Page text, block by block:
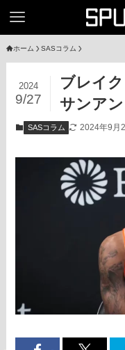
ホーム SASコラム
ブレイ
サンア
2024
9/27
SASコラム 2024年9月